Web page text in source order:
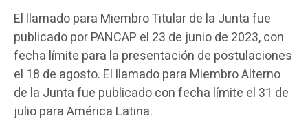
El llamado para Miembro Titular de la Junta fue
publicado por PANCAP el 23 de junio de 2023, con
fecha límite para la presentación de postulaciones
el 18 de agosto. El llamado para Miembro Alterno
de la Junta fue publicado con fecha límite el 31 de
julio para América Latina.